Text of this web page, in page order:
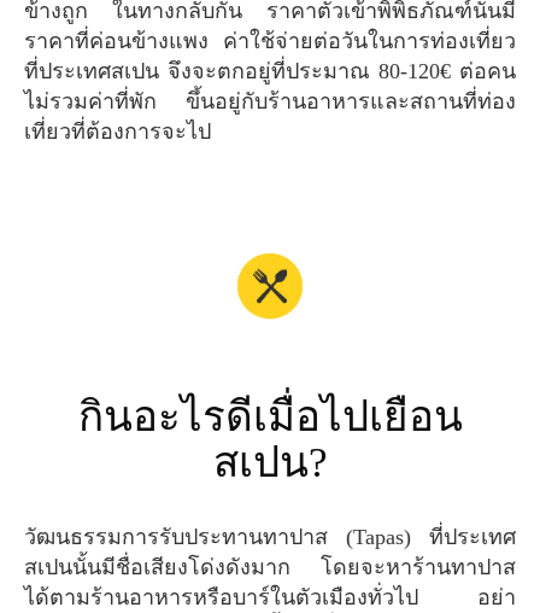
ข้างถูก ในทางกลับกัน ราคาตั๋วเข้าพิพิธภัณฑ์นั้นมี
ราคาที่ค่อนข้างแพง ค่าใช้จ่ายต่อวันในการท่องเที่ยว
ที่ประเทศสเปน จึงจะตกอยู่ที่ประมาณ 80-120€ ต่อคน
ไม่รวมค่าที่พัก ขึ้นอยู่กับร้านอาหารและสถานที่ท่อง
เที่ยวที่ต้องการจะไป
กินอะไรดีเมื่อไปเยือน
สเปน?
วัฒนธรรมการรับประทานทาปาส (Tapas) ที่ประเทศ
สเปนนั้นมีชื่อเสียงโด่งดังมาก โดยจะหาร้านทาปาส
ได้ตามร้านอาหารหรือบาร์ในตัวเมืองทั่วไป อย่า